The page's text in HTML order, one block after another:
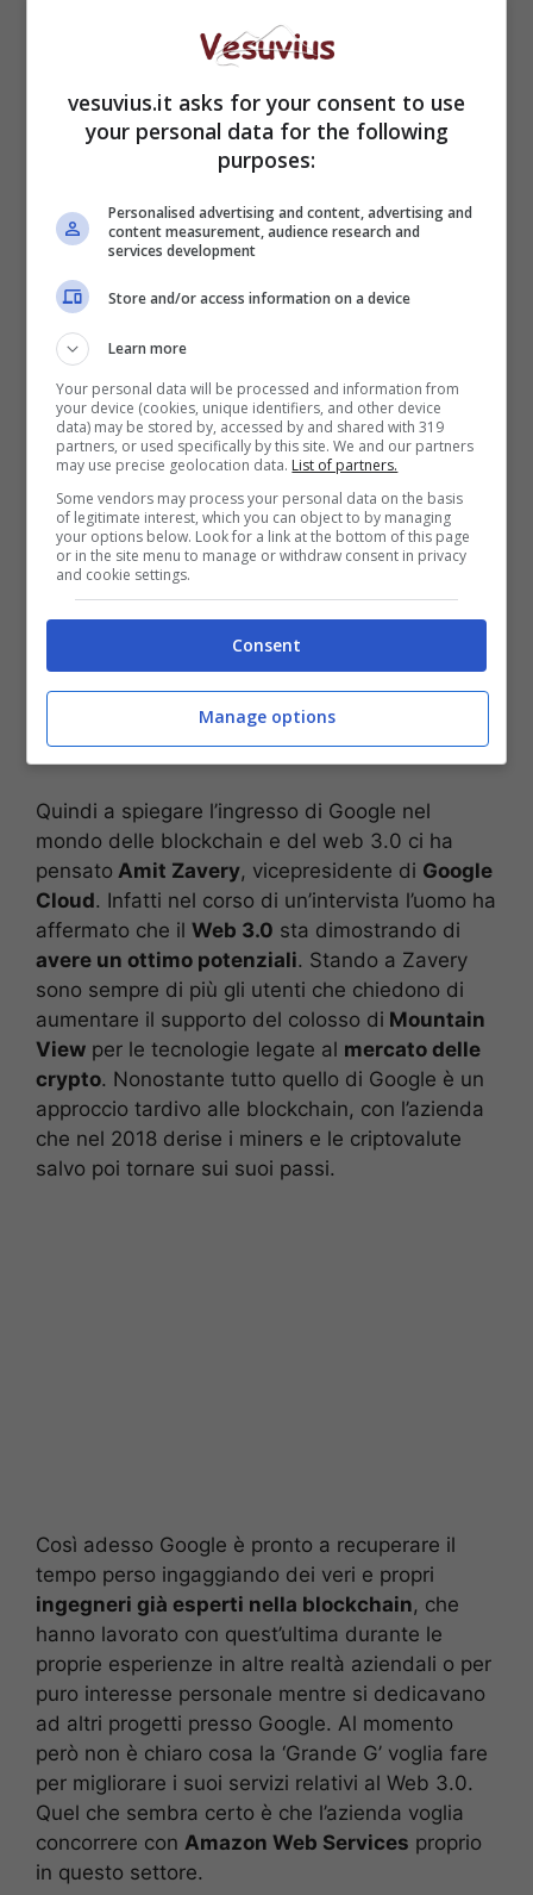
Google, rotto ogni
indugio: si inizia a
lavorare su blockchain
e Web 3.0
Quindi a spiegare l’ingresso di Google nel
mondo delle blockchain e del web 3.0 ci ha
pensato Amit Zavery, vicepresidente di Google
Cloud. Infatti nel corso di un’intervista l’uomo ha
affermato che il Web 3.0 sta dimostrando di
avere un ottimo potenziali. Stando a Zavery
sono sempre di più gli utenti che chiedono di
aumentare il supporto del colosso di Mountain
View per le tecnologie legate al mercato delle
crypto. Nonostante tutto quello di Google è un
approccio tardivo alle blockchain, con l’azienda
che nel 2018 derise i miners e le criptovalute
salvo poi tornare sui suoi passi.
Così adesso Google è pronto a recuperare il
tempo perso ingaggiando dei veri e propri
ingegneri già esperti nella blockchain, che
hanno lavorato con quest’ultima durante le
proprie esperienze in altre realtà aziendali o per
puro interesse personale mentre si dedicavano
ad altri progetti presso Google. Al momento
però non è chiaro cosa la ‘Grande G’ voglia fare
per migliorare i suoi servizi relativi al Web 3.0.
Quel che sembra certo è che l’azienda voglia
concorrere con Amazon Web Services proprio
in questo settore.
vesuvius.it asks for your consent to use
your personal data for the following
purposes:
Personalised advertising and content, advertising and
content measurement, audience research and
services development
Store and/or access information on a device
Learn more
Your personal data will be processed and information from
your device (cookies, unique identifiers, and other device
data) may be stored by, accessed by and shared with 319
partners, or used specifically by this site. We and our partners
may use precise geolocation data. List of partners.
Some vendors may process your personal data on the basis
of legitimate interest, which you can object to by managing
your options below. Look for a link at the bottom of this page
or in the site menu to manage or withdraw consent in privacy
and cookie settings.
Consent
Manage options